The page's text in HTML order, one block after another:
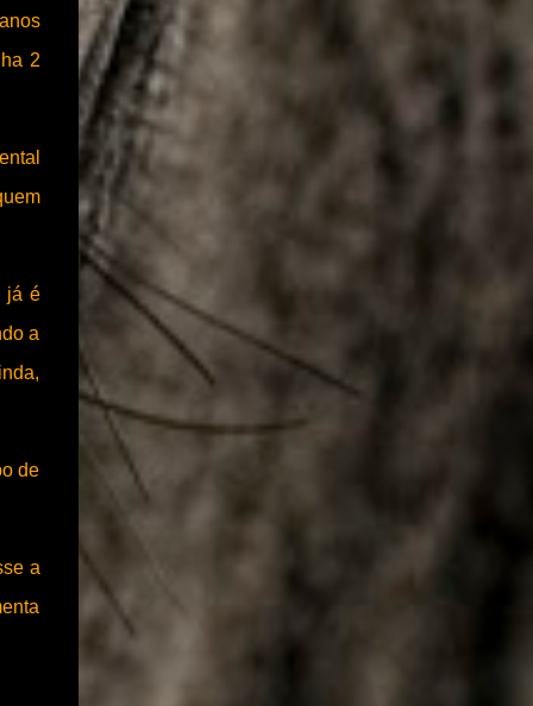
2
já é
a
de
a
hídrica. Até o momento, o programa já
beneficiou mais de 262 mil pessoas em todo
o semiárido, com a implantação de 1.053
sistemas. “Hoje programa completou 20
anos, começou no governo do presidente
Lula em 2024, e sobre a orientação dele e do
ministro Waldez Góes, do Ministério da
ele foi reincluído no novo PAC que...